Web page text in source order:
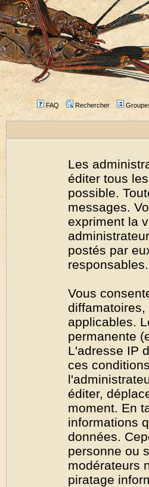
FAQ Rechercher
Les
éditer tous
possible.
messages.
expriment la
postés par
responsables.
Vous
applicables.
permanente
L'adresse IP
ces
éditer,
moment. En
informations
données.
personne ou
modérateurs
piratage